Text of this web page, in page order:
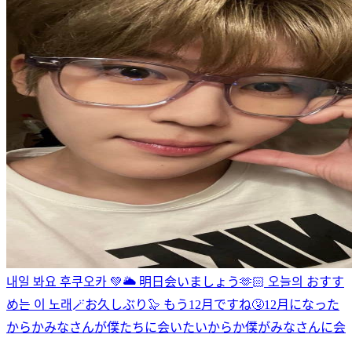
내일 봐요 후쿠오카 💚🌥️ 明日会いましょう🫶🏻 오늘의 おすす
め는 이 노래🪄お久しぶり🦭 もう12月ですね🤧12月になった
からかみなさんが僕たちに会いたいからか僕がみなさんに会